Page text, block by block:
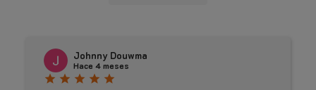
Johnny Douwma
Hace 4 meses
star star star star star